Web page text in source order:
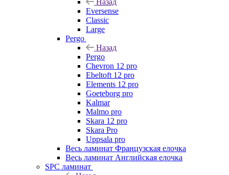
Назад
Eversense
Classic
Large
Pergo
Назад
Pergo
Chevron 12 pro
Ebeltoft 12 pro
Elements 12 pro
Goeteborg pro
Kalmar
Malmo pro
Skara 12 pro
Skara Pro
Uppsala pro
Весь ламинат Французская елочка
Весь ламинат Английская елочка
SPC ламинат